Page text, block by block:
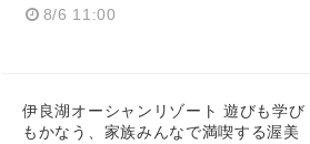
8/6 11:00
伊良湖オーシャンリゾート 遊びも学び
もかなう、家族みんなで満喫する渥美